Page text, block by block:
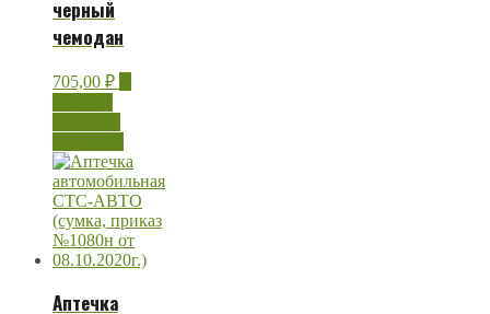
черный
чемодан
705,00 ₽
Аптечка